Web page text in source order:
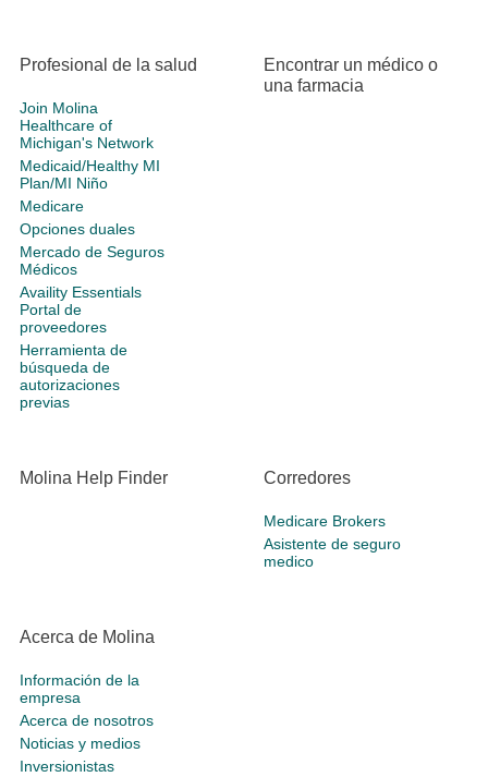
Profesional de la salud
Join Molina
Healthcare of
Michigan's Network
Medicaid/Healthy MI
Plan/MI Niño
Medicare
Opciones duales
Mercado de Seguros
Médicos
Availity Essentials
Portal de
proveedores
Herramienta de
búsqueda de
autorizaciones
previas
Encontrar un médico o
una farmacia
Molina Help Finder Corredores
Medicare Brokers
Asistente de seguro
medico
Acerca de Molina
Información de la
empresa
Acerca de nosotros
Noticias y medios
Inversionistas